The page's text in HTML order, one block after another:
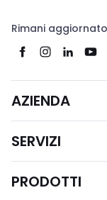
Rimani
AZIENDA
SERVIZI
PRODOTTI